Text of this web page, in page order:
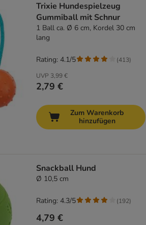
Trixie Hundespielzeug
Gummiball mit Schnur
1 Ball ca. Ø 6 cm, Kordel 30 cm
lang
UVP 3,99 €
2,79 €
Rating: 4.1/5 (413)
Zum Warenkorb
hinzufügen
Snackball Hund
Ø 10,5 cm
4,79 €
Rating: 4.3/5 (192)